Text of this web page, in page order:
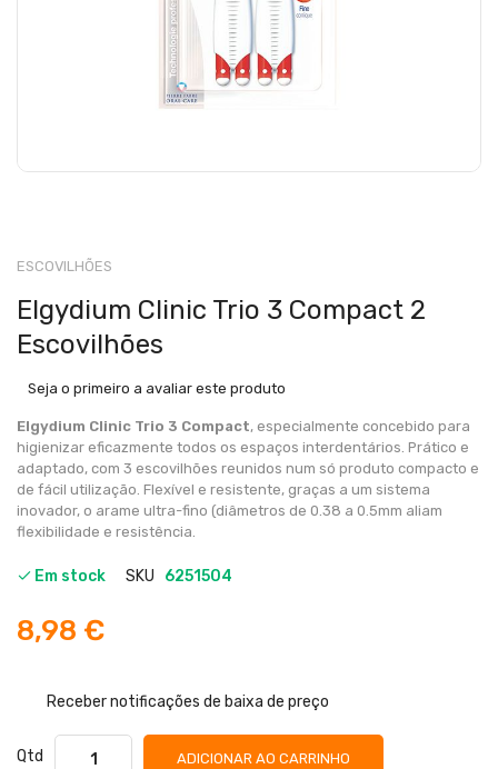
ESCOVILHÕES
Elgydium Clinic Trio 3 Compact 2
Escovilhões
Seja o primeiro a avaliar este produto
Elgydium Clinic Trio 3 Compact, especialmente concebido para
higienizar eficazmente todos os espaços interdentários. Prático e
adaptado, com 3 escovilhões reunidos num só produto compacto e
de fácil utilização. Flexível e resistente, graças a um sistema
inovador, o arame ultra-fino (diâmetros de 0.38 a 0.5mm aliam
flexibilidade e resistência.
Em stock SKU 6251504
8,98 €
Receber notificações de baixa de preço
Qtd ADICIONAR AO CARRINHO